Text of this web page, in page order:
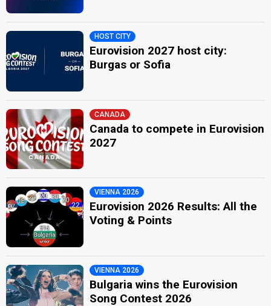
HOST CITY
Eurovision 2027 host city:
Burgas or Sofia
CANADA
Canada to compete in Eurovision
2027
VIENNA 2026
Eurovision 2026 Results: All the
Voting & Points
VIENNA 2026
Bulgaria wins the Eurovision
Song Contest 2026